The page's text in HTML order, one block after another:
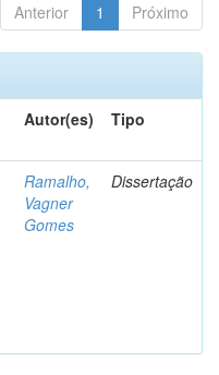
Anterior 1 Próximo
Autor(es) Tipo
Ramalho,
Vagner
Gomes
Dissertação